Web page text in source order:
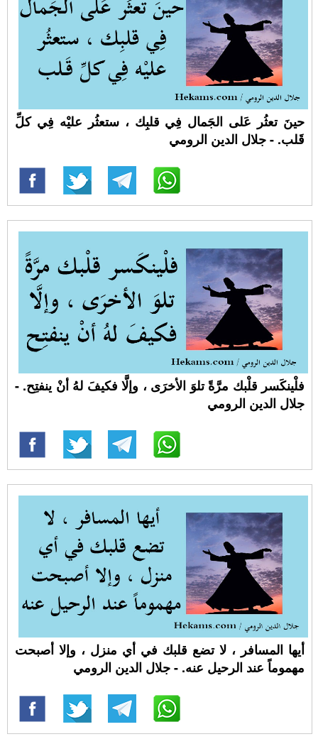
حينَ تعثُر عَلى الجَمال فِي قلبِك ، ستعثُر عليْه فِي كلِّ
قَلب. - جلال الدين الرومي
فلْينكَسر قلْبك مرَّةً تلوَ الأخرَى ، وإلَّا فكيفَ لهُ أنْ ينفتِح. -
جلال الدين الرومي
أيها المسافر ، لا تضع قلبك في أي منزل ، وإلا أصبحت
مهموماً عند الرحيل عنه. - جلال الدين الرومي